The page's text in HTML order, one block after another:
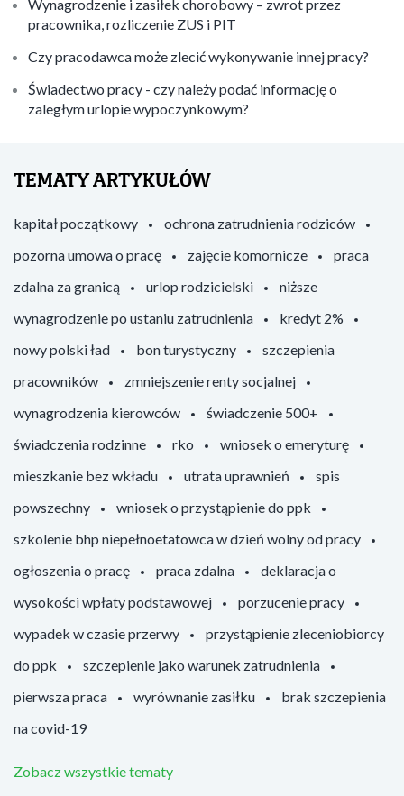
Wynagrodzenie i zasiłek chorobowy – zwrot przez
pracownika, rozliczenie ZUS i PIT
Czy pracodawca może zlecić wykonywanie innej pracy?
Świadectwo pracy - czy należy podać informację o
zaległym urlopie wypoczynkowym?
TEMATY ARTYKUŁÓW
kapitał początkowy
ochrona zatrudnienia rodziców
pozorna umowa o pracę
zajęcie komornicze
praca
zdalna za granicą
urlop rodzicielski
niższe
wynagrodzenie po ustaniu zatrudnienia
kredyt 2%
nowy polski ład
bon turystyczny
szczepienia
pracowników
zmniejszenie renty socjalnej
wynagrodzenia kierowców
świadczenie 500+
świadczenia rodzinne
rko
wniosek o emeryturę
mieszkanie bez wkładu
utrata uprawnień
spis
powszechny
wniosek o przystąpienie do ppk
szkolenie bhp niepełnoetatowca w dzień wolny od pracy
ogłoszenia o pracę
praca zdalna
deklaracja o
wysokości wpłaty podstawowej
porzucenie pracy
wypadek w czasie przerwy
przystąpienie zleceniobiorcy
do ppk
szczepienie jako warunek zatrudnienia
pierwsza praca
wyrównanie zasiłku
brak szczepienia
na covid-19
Zobacz wszystkie tematy